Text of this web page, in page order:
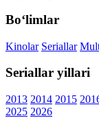
Bo‘limlar
Kinolar Seriallar
Seriallar yillari
2013 2014 2015
2025 2026